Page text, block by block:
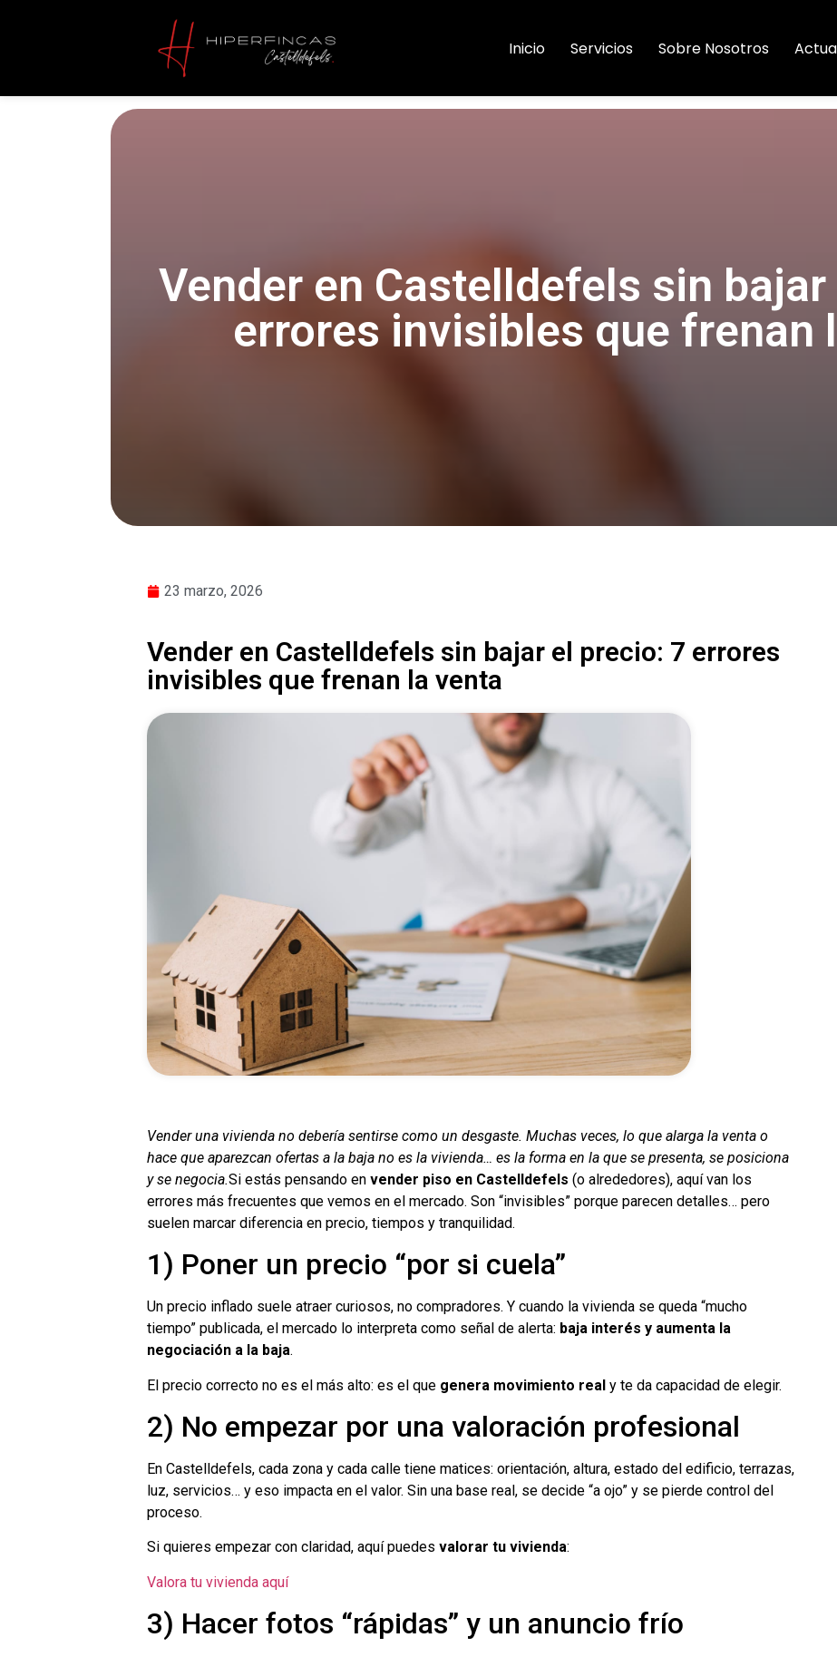
Inicio Servicios Sobre Nosotros
Vender en Castelldefels sin
errores invisibles que frenan
23 marzo, 2026
Vender en Castelldefels sin bajar el precio: 7 errores
invisibles que frenan la venta
Vender una vivienda no debería sentirse como un desgaste. Muchas veces, lo que alarga la venta o
hace que aparezcan ofertas a la baja no es la vivienda… es la forma en la que se presenta, se posiciona
y se negocia.Si estás pensando en vender piso en Castelldefels (o alrededores), aquí van los
errores más frecuentes que vemos en el mercado. Son “invisibles” porque parecen detalles… pero
suelen marcar diferencia en precio, tiempos y tranquilidad.
1) Poner un precio “por si cuela”
Un precio inflado suele atraer curiosos, no compradores. Y cuando la vivienda se queda “mucho
tiempo” publicada, el mercado lo interpreta como señal de alerta: baja interés y aumenta la
negociación a la baja.
El precio correcto no es el más alto: es el que genera movimiento real y te da capacidad de elegir.
2) No empezar por una valoración profesional
En Castelldefels, cada zona y cada calle tiene matices: orientación, altura, estado del edificio, terrazas,
luz, servicios… y eso impacta en el valor. Sin una base real, se decide “a ojo” y se pierde control del
proceso.
Si quieres empezar con claridad, aquí puedes valorar tu vivienda:
Valora tu vivienda aquí
3) Hacer fotos “rápidas” y un anuncio frío